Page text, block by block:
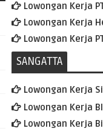
Lowongan Kerja PT
Lowongan Kerja
Lowongan Kerja PT
SANGATTA
Lowongan Kerja
Lowongan Kerja
Lowongan Kerja